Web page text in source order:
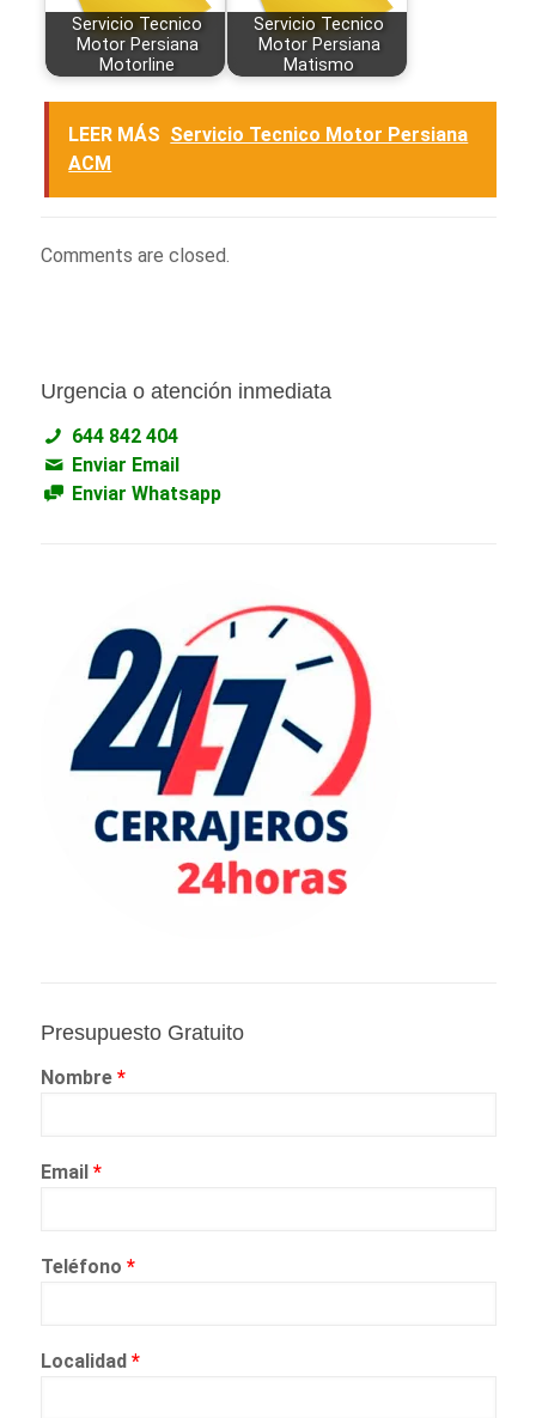
Servicio Tecnico
Motor Persiana
Motorline
Servicio Tecnico
Motor Persiana
Matismo
LEER MÁS Servicio Tecnico Motor Persiana
ACM
Comments are closed.
Urgencia o atención inmediata
644 842 404
Enviar Email
Enviar Whatsapp
Presupuesto Gratuito
Nombre *
Email *
Teléfono *
Localidad *